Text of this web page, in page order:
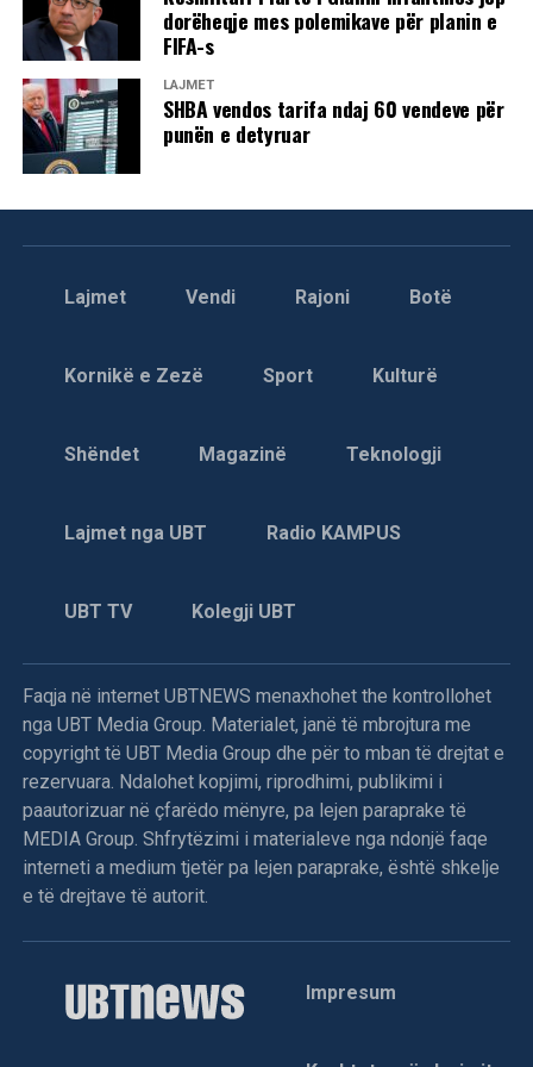
dorëheqje mes polemikave për planin e
FIFA-s
LAJMET
SHBA vendos tarifa ndaj 60 vendeve për
punën e detyruar
Lajmet Vendi Rajoni Botë
Kornikë e Zezë Sport Kulturë
Shëndet Magazinë Teknologji
Lajmet nga UBT Radio KAMPUS
UBT TV Kolegji UBT
Faqja në internet UBTNEWS menaxhohet the kontrollohet
nga UBT Media Group. Materialet, janë të mbrojtura me
copyright të UBT Media Group dhe për to mban të drejtat e
rezervuara. Ndalohet kopjimi, riprodhimi, publikimi i
paautorizuar në çfarëdo mënyre, pa lejen paraprake të
MEDIA Group. Shfrytëzimi i materialeve nga ndonjë faqe
interneti a medium tjetër pa lejen paraprake, është shkelje
e të drejtave të autorit.
Impresum